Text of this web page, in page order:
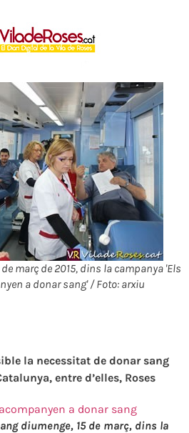
març de 2015, dins la campanya 'Els
a donar sang' / Foto: arxiu
la necessitat de donar sang
entre d’elles, Roses
diumenge, 15 de març, dins la